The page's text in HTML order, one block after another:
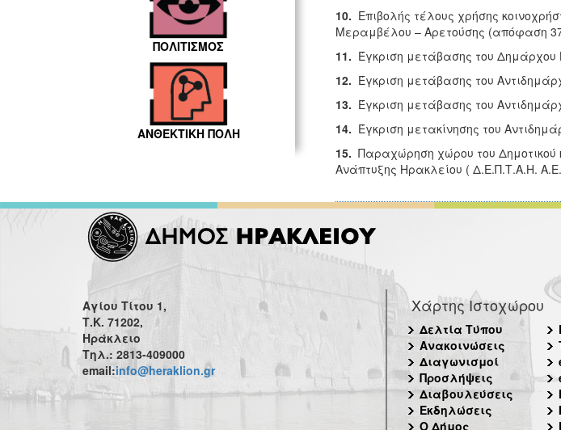
ΠΟΛΙΤΙΣΜΟΣ
ΑΝΘΕΚΤΙΚΗ ΠΟΛΗ
10. Επιβολής τέλους χρήσης
Μεραμβέλου – Αρετούσης (απόφαση
11. Έγκριση μετάβασης του
12. Έγκριση μετάβασης του
13. Έγκριση μετάβασης του
14. Έγκριση μετακίνησης του
15. Παραχώρηση χώρου του Δημοτικού
Ανάπτυξης Ηρακλείου ( Δ.Ε.Π.Τ.Α.Η.
Αγίου Τίτου 1,
Τ.Κ. 71202,
Ηράκλειο
Τηλ.: 2813-409000
email:info@heraklion.gr
Χάρτης Ιστοχώρου
Δελτία Τύπου
Ανακοινώσεις
Διαγωνισμοί
Προσλήψεις
Διαβουλεύσεις
Εκδηλώσεις
Ο Δήμος